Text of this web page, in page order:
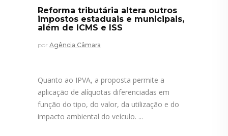
Reforma tributária altera outros
impostos estaduais e municipais,
além de ICMS e ISS
por Agência Câmara
Quanto ao IPVA, a proposta permite a
aplicação de alíquotas diferenciadas em
função do tipo, do valor, da utilização e do
impacto ambiental do veículo.